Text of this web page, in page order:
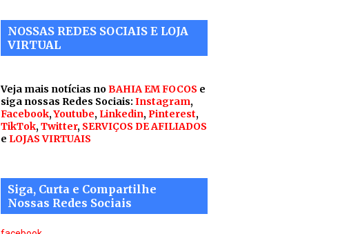
NOSSAS REDES SOCIAIS E LOJA
VIRTUAL
Veja mais notícias noBAHIA EM FOCOS e
siga nossas Redes Sociais: Instagram,
Facebook,Youtube, Linkedin,Pinterest,
TikTok,Twitter, SERVIÇOS DE AFILIADOS
e LOJAS VIRTUAIS
Siga, Curta e Compartilhe
Nossas Redes Sociais